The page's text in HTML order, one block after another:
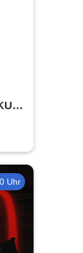
Uhr